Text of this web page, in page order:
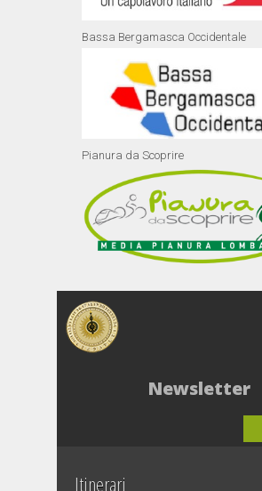
Bassa Bergamasca Occidentale
Pianura da Scoprire
Newsletter
Itinerari